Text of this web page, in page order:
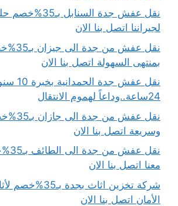
نقل عفش جدة
لجيراننا اتصل بنا الان
نقل
بمنتهى السهولة اتصل بنا الان
نقل عفش
24ساعة..وداعاً لهموم الانتقال
نقل عفش
وسريعة اتصل بنا الان
نقل
معنا اتصل بنا الان
شركة تخزين اثاث
الأمان اتصل بنا الان